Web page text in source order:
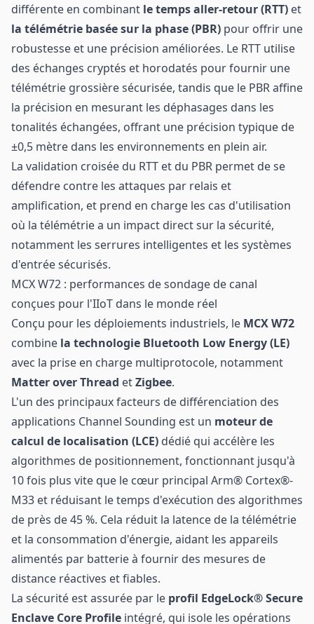
différente en combinant le temps aller-retour (RTT) et
la télémétrie basée sur la phase (PBR) pour offrir une
robustesse et une précision améliorées. Le RTT utilise
des échanges cryptés et horodatés pour fournir une
télémétrie grossière sécurisée, tandis que le PBR affine
la précision en mesurant les déphasages dans les
tonalités échangées, offrant une précision typique de
±0,5 mètre dans les environnements en plein air.
La validation croisée du RTT et du PBR permet de se
défendre contre les attaques par relais et
amplification, et prend en charge les cas d'utilisation
où la télémétrie a un impact direct sur la sécurité,
notamment les serrures intelligentes et les systèmes
d'entrée sécurisés.
MCX W72 : performances de sondage de canal
conçues pour l'IIoT dans le monde réel
Conçu pour les déploiements industriels, le MCX W72
combine la technologie Bluetooth Low Energy (LE)
avec la prise en charge multiprotocole, notamment
Matter over Thread etZigbee.
L'un des principaux facteurs de différenciation des
applications Channel Sounding est un moteur de
calcul de localisation (LCE) dédié qui accélère les
algorithmes de positionnement, fonctionnant jusqu'à
10 fois plus vite que le cœur principal Arm® Cortex®-
M33 et réduisant le temps d'exécution des algorithmes
de près de 45 %. Cela réduit la latence de la télémétrie
et la consommation d'énergie, aidant les appareils
alimentés par batterie à fournir des mesures de
distance réactives et fiables.
La sécurité est assurée par le profil EdgeLock® Secure
Enclave Core Profile intégré, qui isole les opérations